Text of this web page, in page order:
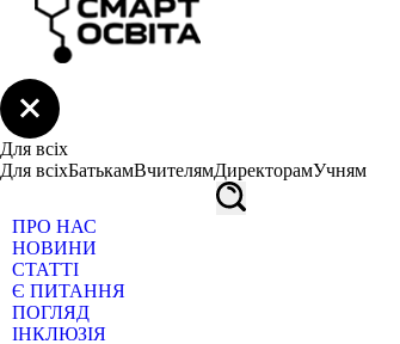
Для всіх
Для всіхБатькамВчителямДиректорамУчням
ПРО НАС
НОВИНИ
СТАТТІ
Є ПИТАННЯ
ПОГЛЯД
ІНКЛЮЗІЯ